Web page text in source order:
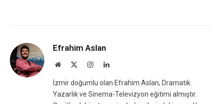
Efrahim Aslan
Website InstagramLinkedIn
İzmir doğumlu olan Efrahim Aslan, Dramatik
Yazarlık ve Sinema-Televizyon eğitimi almıştır.